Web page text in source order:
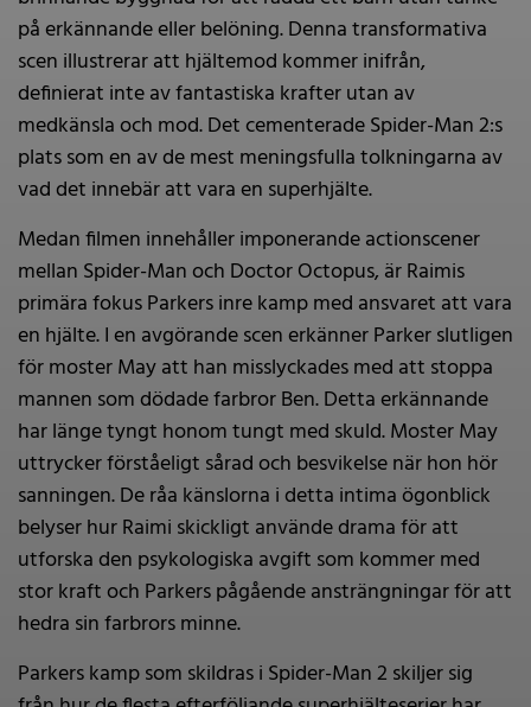
på erkännande eller belöning. Denna transformativa
scen illustrerar att hjältemod kommer inifrån,
definierat inte av fantastiska krafter utan av
medkänsla och mod. Det cementerade Spider-Man 2:s
plats som en av de mest meningsfulla tolkningarna av
vad det innebär att vara en superhjälte.
Medan filmen innehåller imponerande actionscener
mellan Spider-Man och Doctor Octopus, är Raimis
primära fokus Parkers inre kamp med ansvaret att vara
en hjälte. I en avgörande scen erkänner Parker slutligen
för moster May att han misslyckades med att stoppa
mannen som dödade farbror Ben. Detta erkännande
har länge tyngt honom tungt med skuld. Moster May
uttrycker förståeligt sårad och besvikelse när hon hör
sanningen. De råa känslorna i detta intima ögonblick
belyser hur Raimi skickligt använde drama för att
utforska den psykologiska avgift som kommer med
stor kraft och Parkers pågående ansträngningar för att
hedra sin farbrors minne.
Parkers kamp som skildras i Spider-Man 2 skiljer sig